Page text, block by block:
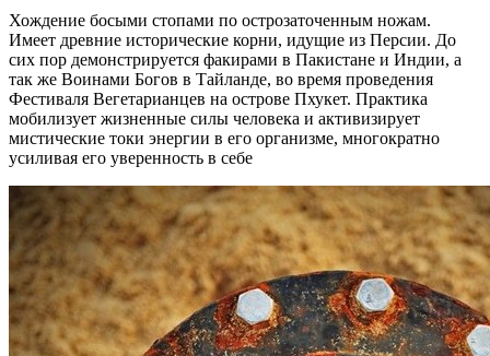
Хождение босыми стопами по острозаточенным ножам.
Имеет древние исторические корни, идущие из Персии. До
сих пор демонстрируется факирами в Пакистане и Индии, а
так же Воинами Богов в Тайланде, во время проведения
Фестиваля Вегетарианцев на острове Пхукет. Практика
мобилизует жизненные силы человека и активизирует
мистические токи энергии в его организме, многократно
усиливая его уверенность в себе